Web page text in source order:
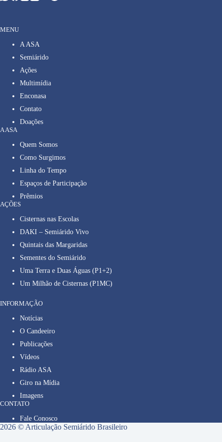
MENU
A ASA
Semiárido
Ações
Multimídia
Enconasa
Contato
Doações
A ASA
Quem Somos
Como Surgimos
Linha do Tempo
Espaços de Participação
Prêmios
AÇÕES
Cisternas nas Escolas
DAKI – Semiárido Vivo
Quintais das Margaridas
Sementes do Semiárido
Uma Terra e Duas Águas (P1+2)
Um Milhão de Cisternas (P1MC)
INFORMAÇÃO
Notícias
O Candeeiro
Publicações
Vídeos
Rádio ASA
Giro na Mídia
Imagens
CONTATO
Fale Conosco
2026 © Articulação Semiárido Brasileiro